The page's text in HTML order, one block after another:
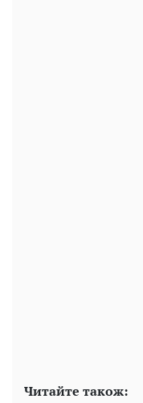
Читайте також: